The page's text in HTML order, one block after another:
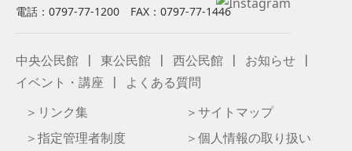
電話：0797-77-1200 FAX：0797-77-1446
中央公民館 東公民館 西公民館
お知らせ
イベント・講座
よくある質問
リンク集
サイトマップ
指定管理者制度
個人情報の取り扱い